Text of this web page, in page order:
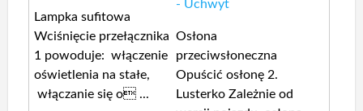
Lampka sufitowa
Wciśnięcie przełącznika
1 powoduje: włączenie
oświetlenia na stałe,
włączanie się o ...
- Uchwyt
Osłona
przeciwsłoneczna
Opuścić osłonę 2.
Lusterko Zależnie od